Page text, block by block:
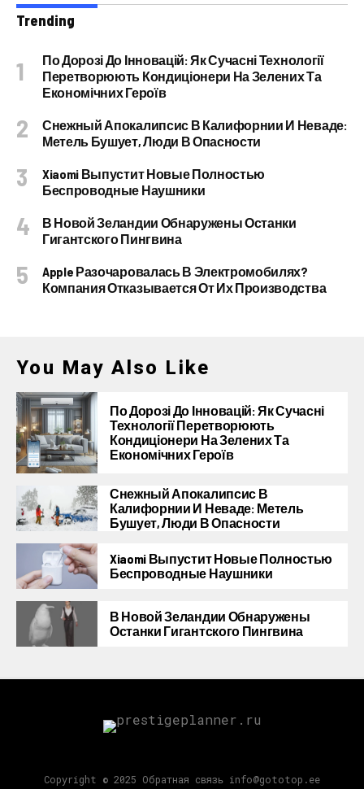
Trending
По Дорозі До Інновацій: Як Сучасні Технології
Перетворюють Кондиціонери На Зелених Та
Економічних Героїв
Снежный Апокалипсис В Калифорнии И Неваде:
Метель Бушует, Люди В Опасности
Xiaomi Выпустит Новые Полностью
Беспроводные Наушники
В Новой Зеландии Обнаружены Останки
Гигантского Пингвина
Apple Разочаровалась В Электромобилях?
Компания Отказывается От Их Производства
You May Also Like
По Дорозі До Інновацій: Як Сучасні
Технології Перетворюють
Кондиціонери На Зелених Та
Економічних Героїв
Снежный Апокалипсис В
Калифорнии И Неваде: Метель
Бушует, Люди В Опасности
Xiaomi Выпустит Новые Полностью
Беспроводные Наушники
В Новой Зеландии Обнаружены
Останки Гигантского Пингвина
Copyright © 2025 Обратная связь info@gototop.ee